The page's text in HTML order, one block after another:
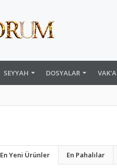
SEYYAH DOSYALAR
En Yeni Ürünler En Pahalılar